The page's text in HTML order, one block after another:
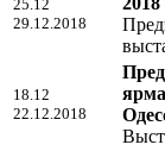
25.12
29.12.2018
18.12
22.12.2018